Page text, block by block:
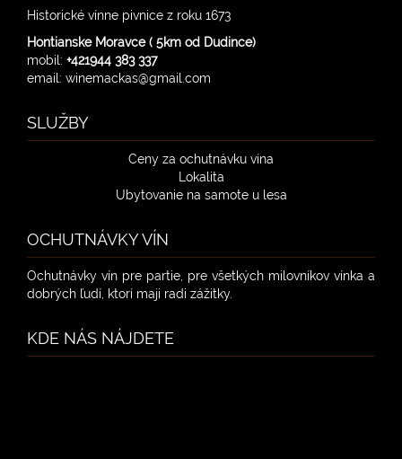
Historické vínne pivnice z roku 1673
Hontianske Moravce ( 5km od Dudince)
mobil: +421944 383 337
email: winemackas@gmail.com
SLUŽBY
Ceny za ochutnávku vína
Lokalita
Ubytovanie na samote u lesa
OCHUTNÁVKY VÍN
Ochutnávky vín pre partie, pre všetkých milovníkov vínka a
dobrých ľudí, ktorí maji radi zážitky.
KDE NÁS NÁJDETE